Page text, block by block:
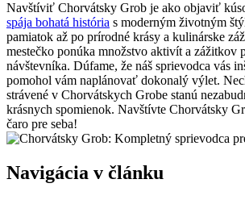
Navštíviť Chorvátsky Grob je ako objaviť
spája bohatá história s moderným životným
pamiatok až po prírodné krásy a kulinárske
mestečko ponúka množstvo aktivít a zážitkov
návštevníka. Dúfame, že náš sprievodca vás
pomohol vám naplánovať dokonalý výlet.
strávené v Chorvátskych Grobe stanú
krásnych spomienok. Navštívte Chorvátsky
čaro pre seba!
Navigácia v článku